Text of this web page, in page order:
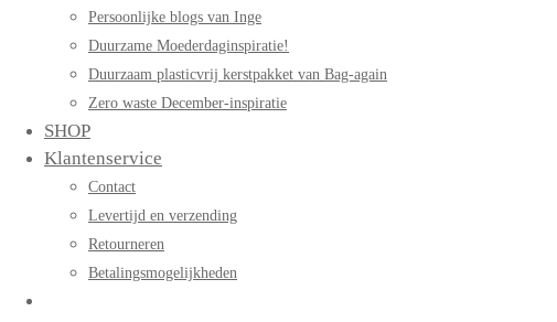
Persoonlijke blogs van Inge
Duurzame Moederdaginspiratie!
Duurzaam plasticvrij kerstpakket van Bag-again
Zero waste December-inspiratie
SHOP
Klantenservice
Contact
Levertijd en verzending
Retourneren
Betalingsmogelijkheden